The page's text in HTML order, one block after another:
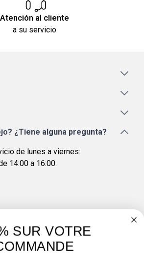
Atención al cliente
a su servicio
¿Tiene alguna pregunta?
de lunes a viernes:
14:00 a 16:00.
/5
SUR VOTRE